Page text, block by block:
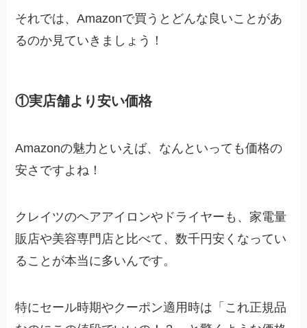
それでは、Amazonで買うとどんな良いことがあ
るのか見ていきましょう！
①実店舗より安い価格
Amazonの魅力といえば、なんといっても価格の
安さですよね！
クレイツのヘアアイロンやドライヤーも、家電量
販店や美容専門店と比べて、数千円安くなってい
ることが本当に多いんです。
特にセール時期やクーポン適用時は「これ正規品